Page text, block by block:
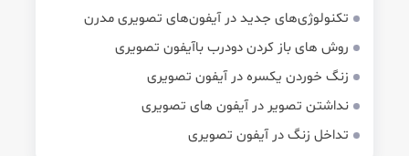
تکنولوژی‌های جدید در آیفون‌های تصویری مدرن
روش های باز کردن دودرب باآیفون تصویری
زنگ خوردن یکسره در آیفون تصویری
نداشتن تصویر در آیفون های تصویری
تداخل زنگ در آیفون تصویری